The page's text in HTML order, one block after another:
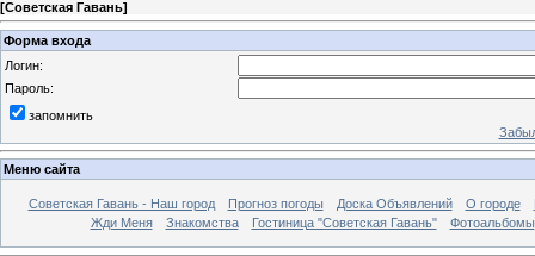
[Советская Гавань]
Форма входа
Логин:
Пароль:
запомнить
Меню сайта
Советская Гавань - Наш город Прогноз погоды Доска Объявлений О городе
Жди Меня
Знакомства Гостиница "Советская Гавань" Фотоальбомы